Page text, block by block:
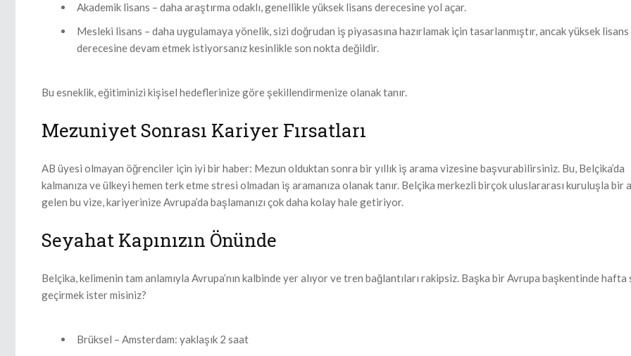
Akademik lisans – daha araştırma odaklı, genellikle yüksek lisans derecesine yol açar.
Mesleki lisans – daha uygulamaya yönelik, sizi doğrudan iş piyasasına hazırlamak için tasarlanmıştır, ancak yüksek lisans
derecesine devam etmek istiyorsanız kesinlikle son nokta değildir.
Bu esneklik, eğitiminizi kişisel hedeflerinize göre şekillendirmenize olanak tanır.
Mezuniyet Sonrası Kariyer Fırsatları
AB üyesi olmayan öğrenciler için iyi bir haber: Mezun olduktan sonra bir yıllık iş arama vizesine başvurabilirsiniz. Bu, Belçika’da
kalmanıza ve ülkeyi hemen terk etme stresi olmadan iş aramanıza olanak tanır. Belçika merkezli birçok uluslararası kuruluşla bir
gelen bu vize, kariyerinize Avrupa’da başlamanızı çok daha kolay hale getiriyor.
Seyahat Kapınızın Önünde
Belçika, kelimenin tam anlamıyla Avrupa’nın kalbinde yer alıyor ve tren bağlantıları rakipsiz. Başka bir Avrupa başkentinde hafta
geçirmek ister misiniz?
Brüksel – Amsterdam: yaklaşık 2 saat